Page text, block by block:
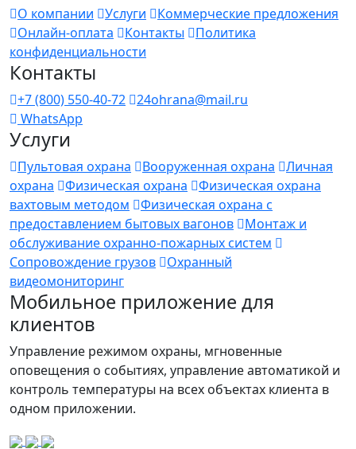
О компании Услуги
Коммерческие предложения
Онлайн-оплата
Контакты
Политика
конфиденциальности
Контакты
+7 (800) 550-40-72
24ohrana@mail.ru
WhatsApp
Услуги
Пультовая охрана Вооруженная охрана
Личная
охрана
Физическая охрана
Физическая охрана
вахтовым методом
Физическая охрана с
предоставлением бытовых вагонов
Монтаж и
обслуживание охранно-пожарных систем
Сопровождение грузов
Охранный
видеомониторинг
Мобильное приложение для
клиентов
Управление режимом охраны, мгновенные
оповещения о событиях, управление автоматикой и
контроль температуры на всех объектах клиента в
одном приложении.